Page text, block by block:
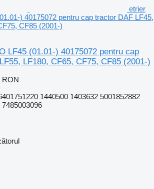
etrier
) 40175072 pentru cap tractor DAF LF45,
CF85 (2001-)
LF45 (01.01-) 40175072 pentru cap
LF180, CF65, CF75, CF85 (2001-)
RON
1440500 1403632 5001852882